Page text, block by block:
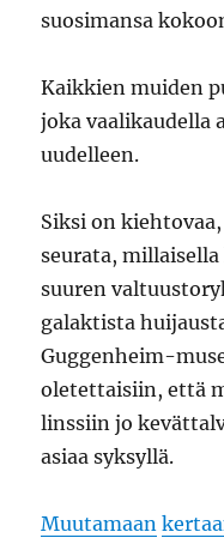
suosimansa
Kaikkien muiden
joka vaalikaudella
uudelleen.
Siksi on
seurata,
suuren
galaktista
Guggenheim-
oletettaisiin, että
linssiin jo
asiaa syksyllä.
Muutamaan